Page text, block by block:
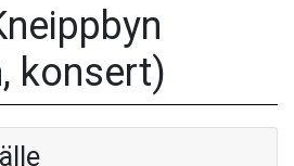
konsert)